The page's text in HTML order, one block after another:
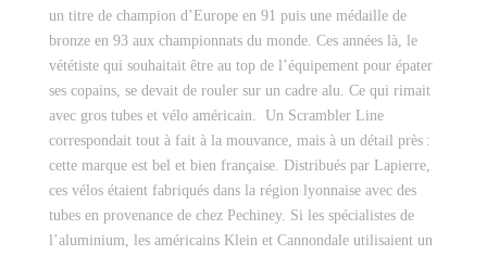
un titre de champion d’Europe en 91 puis une médaille de
bronze en 93 aux championnats du monde. Ces années là, le
vététiste qui souhaitait être au top de l’équipement pour épater
ses copains, se devait de rouler sur un cadre alu. Ce qui rimait
avec gros tubes et vélo américain. Un Scrambler Line
correspondait tout à fait à la mouvance, mais à un détail près :
cette marque est bel et bien française. Distribués par Lapierre,
ces vélos étaient fabriqués dans la région lyonnaise avec des
tubes en provenance de chez Pechiney. Si les spécialistes de
l’aluminium, les américains Klein et Cannondale utilisaient un